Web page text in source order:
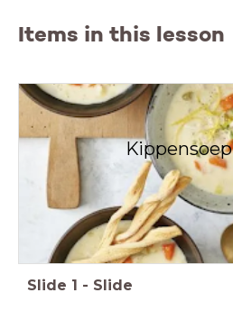
Items in this lesson
Kippensoep
Slide 1 - Slide